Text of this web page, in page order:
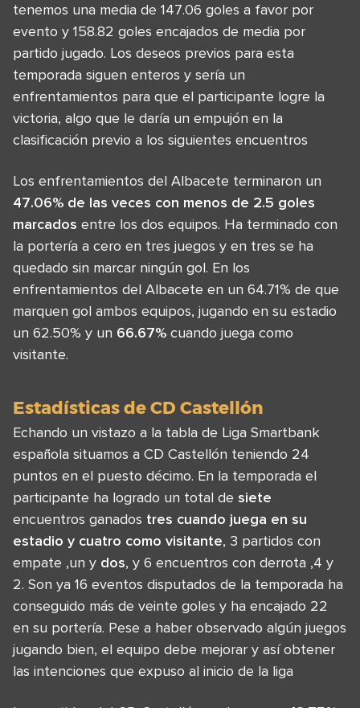
tenemos una media de 147.06 goles a favor por
evento y 158.82 goles encajados de media por
partido jugado. Los deseos previos para esta
temporada siguen enteros y sería un
enfrentamientos para que el participante logre la
victoria, algo que le daría un empujón en la
clasificación previo a los siguientes encuentros
Los enfrentamientos del Albacete terminaron un
47.06% de las veces con menos de 2.5 goles
marcados entre los dos equipos. Ha terminado con
la portería a cero en tres juegos y en tres se ha
quedado sin marcar ningún gol. En los
enfrentamientos del Albacete en un 64.71% de que
marquen gol ambos equipos, jugando en su estadio
un 62.50% y un 66.67% cuando juega como
visitante.
Estadísticas de CD Castellón
Echando un vistazo a la tabla de Liga Smartbank
española situamos a CD Castellón teniendo 24
puntos en el puesto décimo. En la temporada el
participante ha logrado un total de siete
encuentros ganados tres cuando juega en su
estadio y cuatro como visitante, 3 partidos con
empate ,un y dos, y 6 encuentros con derrota ,4 y
2. Son ya 16 eventos disputados de la temporada ha
conseguido más de veinte goles y ha encajado 22
en su portería. Pese a haber observado algún juegos
jugando bien, el equipo debe mejorar y así obtener
las intenciones que expuso al inicio de la liga